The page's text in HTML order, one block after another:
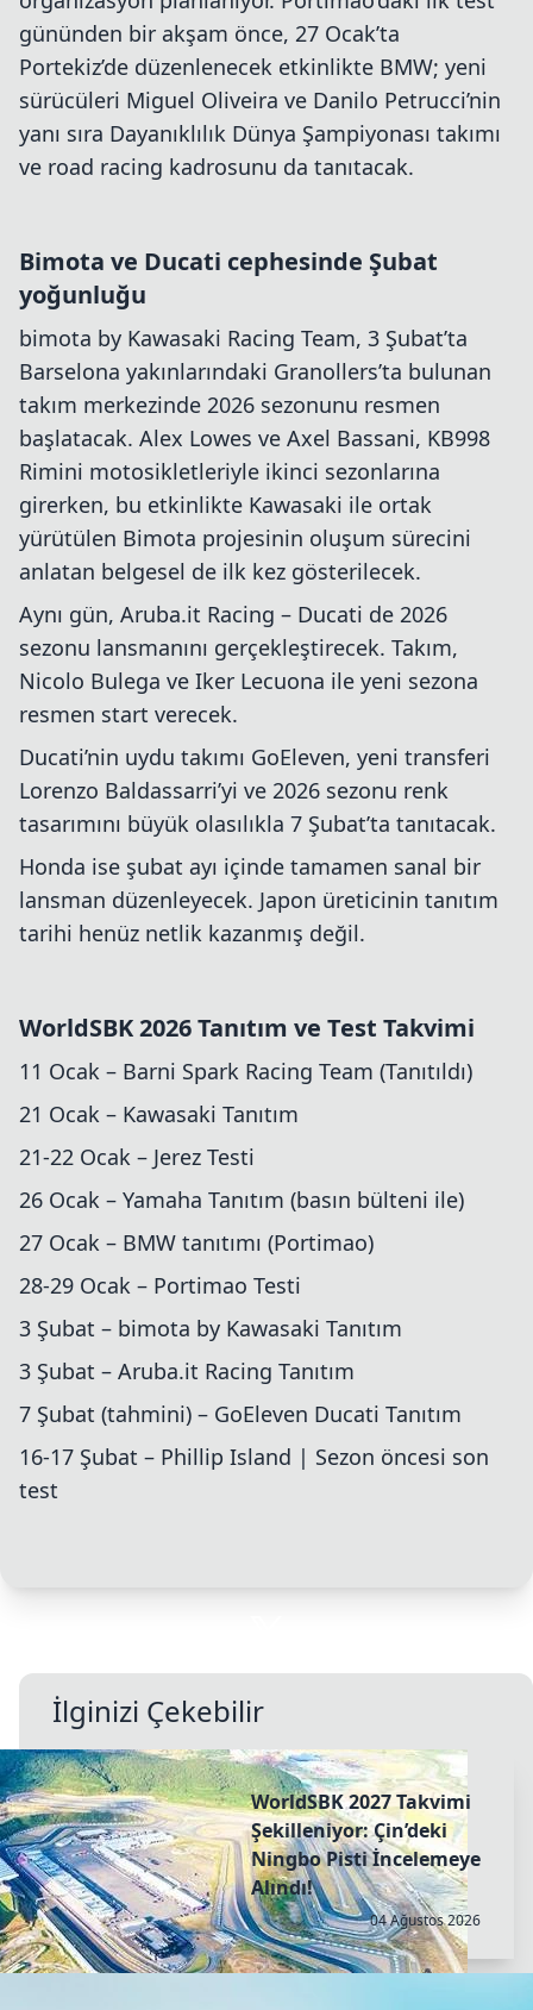
gününden bir akşam önce, 27 Ocak’ta
Portekiz’de düzenlenecek etkinlikte BMW; yeni
sürücüleri Miguel Oliveira ve Danilo Petrucci’nin
yanı sıra Dayanıklılık Dünya Şampiyonası takımı
ve road racing kadrosunu da tanıtacak.
Bimota ve Ducati cephesinde Şubat
yoğunluğu
bimota by Kawasaki Racing Team, 3 Şubat’ta
Barselona yakınlarındaki Granollers’ta bulunan
takım merkezinde 2026 sezonunu resmen
başlatacak. Alex Lowes ve Axel Bassani, KB998
Rimini motosikletleriyle ikinci sezonlarına
girerken, bu etkinlikte Kawasaki ile ortak
yürütülen Bimota projesinin oluşum sürecini
anlatan belgesel de ilk kez gösterilecek.
Aynı gün, Aruba.it Racing – Ducati de 2026
sezonu lansmanını gerçekleştirecek. Takım,
Nicolo Bulega ve Iker Lecuona ile yeni sezona
resmen start verecek.
Ducati’nin uydu takımı GoEleven, yeni transferi
Lorenzo Baldassarri’yi ve 2026 sezonu renk
tasarımını büyük olasılıkla 7 Şubat’ta tanıtacak.
Honda ise şubat ayı içinde tamamen sanal bir
lansman düzenleyecek. Japon üreticinin tanıtım
tarihi henüz netlik kazanmış değil.
WorldSBK 2026 Tanıtım ve Test Takvimi
11 Ocak – Barni Spark Racing Team (Tanıtıldı)
21 Ocak – Kawasaki Tanıtım
21-22 Ocak – Jerez Testi
26 Ocak – Yamaha Tanıtım (basın bülteni ile)
27 Ocak – BMW tanıtımı (Portimao)
28-29 Ocak – Portimao Testi
3 Şubat – bimota by Kawasaki Tanıtım
3 Şubat – Aruba.it Racing Tanıtım
7 Şubat (tahmini) – GoEleven Ducati Tanıtım
16-17 Şubat – Phillip Island | Sezon öncesi son
test
İlginizi Çekebilir
WorldSBK 2027 Takvimi
Şekilleniyor: Çin’deki
Ningbo Pisti İncelemeye
Alındı!
04 Ağustos 2026